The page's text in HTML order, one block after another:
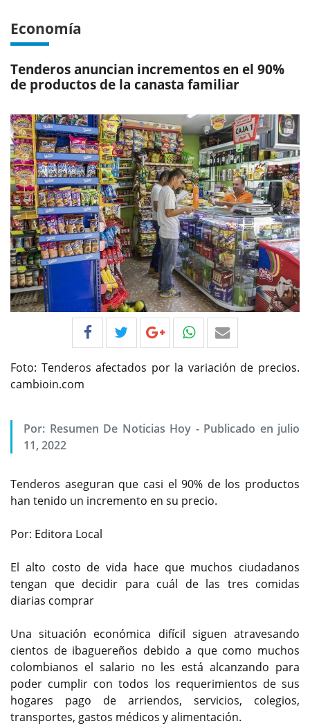
Economía
Tenderos anuncian incrementos en el 90%
de productos de la canasta familiar
Foto: Tenderos afectados por la variación de precios.
cambioin.com
Por: Resumen De Noticias Hoy - Publicado en julio
11, 2022
Tenderos aseguran que casi el 90% de los productos
han tenido un incremento en su precio.
Por: Editora Local
El alto costo de vida hace que muchos ciudadanos
tengan que decidir para cuál de las tres comidas
diarias comprar
Una situación económica difícil siguen atravesando
cientos de ibaguereños debido a que como muchos
colombianos el salario no les está alcanzando para
poder cumplir con todos los requerimientos de sus
hogares pago de arriendos, servicios, colegios,
transportes, gastos médicos y alimentación.